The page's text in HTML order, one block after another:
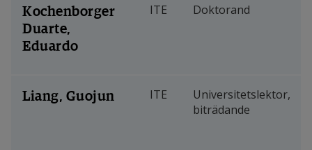
Kochenborger
Duarte,
Eduardo
ITE Doktorand
Liang, Guojun ITE
Universitetslektor,
biträdande